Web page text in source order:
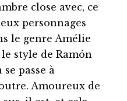
close avec, ce
personnages
le genre Amélie
style de Ramón
passe à
Amoureux de